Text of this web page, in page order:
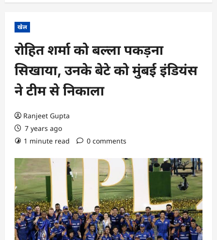
खेल
रोहित शर्मा को बल्ला पकड़ना
सिखाया, उनके बेटे को मुंबई इंडियंस
ने टीम से निकाला
Ranjeet Gupta
7 years ago
1 minute read
0 comments